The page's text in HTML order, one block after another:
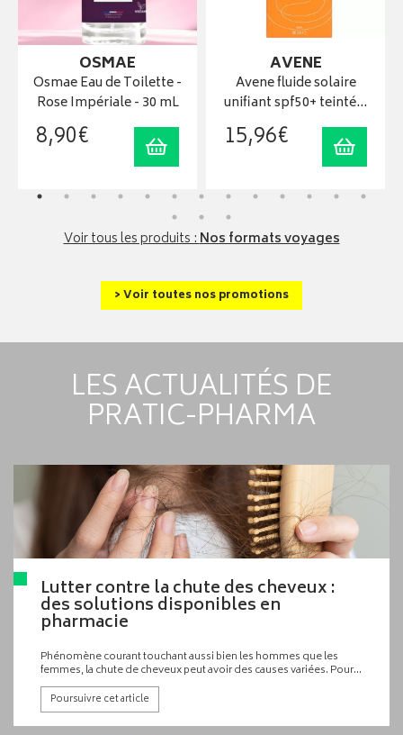
au panier
OSMAE
Osmae Eau de Toilette -
Rose Impériale - 30 mL
8,90€ Ajouter au panier
AVENE
Avene fluide solaire
unifiant spf50+ teinté…
15,96€ Ajouter
Voir tous les produits :Nos formats voyages
> Voir toutes nos promotions
LES ACTUALITÉS DE
PRATIC-PHARMA
Lutter contre la chute des cheveux :
des solutions disponibles en
pharmacie
Phénomène courant touchant aussi bien les hommes que les
femmes, la chute de cheveux peut avoir des causes variées. Pour
remédier à ce problème de nombreuses solutions existent en
pharmacie.
Poursuivre cet article